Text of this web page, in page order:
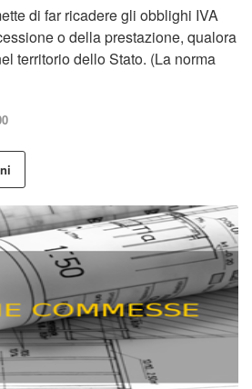
di far ricadere gli obblighi IVA
o della prestazione, qualora
territorio dello Stato. (La norma